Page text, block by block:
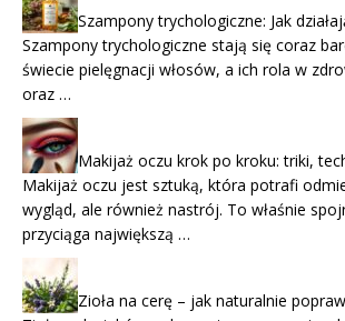
Szampony trychologiczne: Jak
Szampony trychologiczne stają się coraz
świecie pielęgnacji włosów, a ich rola w
oraz …
Makijaż oczu krok po kroku: triki,
Makijaż oczu jest sztuką, która potrafi
wygląd, ale również nastrój. To właśnie
przyciąga największą …
Zioła na cerę – jak naturalnie